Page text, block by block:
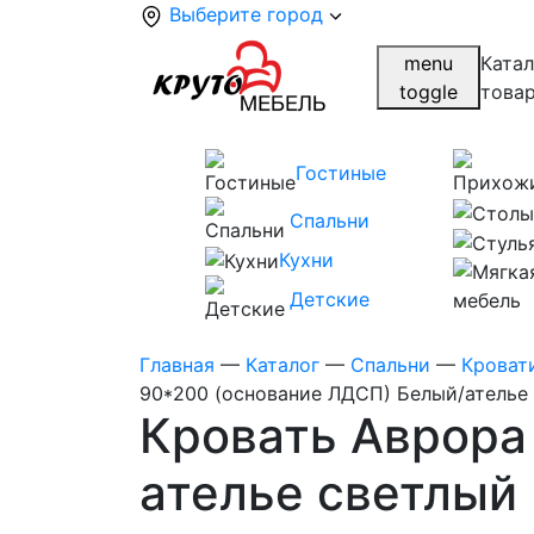
Выберите город
menu
toggle
Гостиные
Спальни
Кухни
Детские
Главная — Каталог — Спальни —
90*200 (основание ЛДСП) Белый/ателье
Кровать
ателье светлый